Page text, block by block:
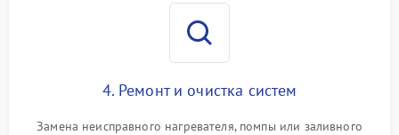
4. Ремонт и очистка систем
Замена неисправного нагревателя, помпы или заливного